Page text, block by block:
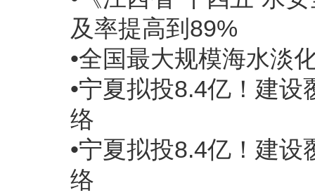
及率提高到89%
•全国最大规模海水淡
•宁夏拟投8.4亿！建
络
•宁夏拟投8.4亿！建
络